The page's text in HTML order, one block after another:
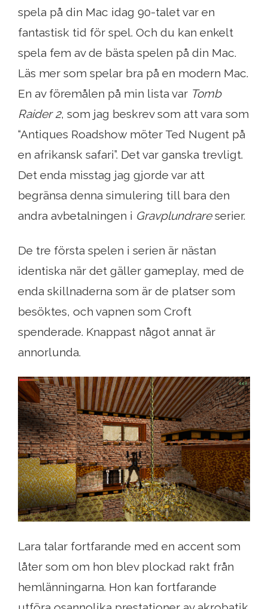
spela på din Mac idag 90-talet var en
fantastisk tid för spel. Och du kan enkelt
spela fem av de bästa spelen på din Mac.
Läs mer som spelar bra på en modern Mac.
En av föremålen på min lista var Tomb
Raider 2, som jag beskrev som att vara som
“Antiques Roadshow möter Ted Nugent på
en afrikansk safari”. Det var ganska trevligt.
Det enda misstag jag gjorde var att
begränsa denna simulering till bara den
andra avbetalningen i Gravplundrareserier.
De tre första spelen i serien är nästan
identiska när det gäller gameplay, med de
enda skillnaderna som är de platser som
besöktes, och vapnen som Croft
spenderade. Knappast något annat är
annorlunda.
Lara talar fortfarande med en accent som
låter som om hon blev plockad rakt från
hemlänningarna. Hon kan fortfarande